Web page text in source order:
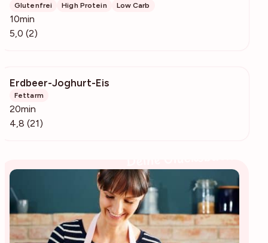
Glutenfrei High Protein Low Carb
10min
5,0 (2)
Erdbeer-Joghurt-Eis
Fettarm
20min
4,8 (21)